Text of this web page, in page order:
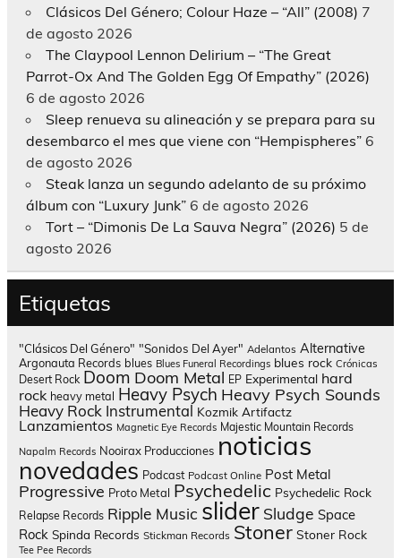
Clásicos Del Género; Colour Haze – “All” (2008) 7
de agosto 2026
The Claypool Lennon Delirium – “The Great
Parrot-Ox And The Golden Egg Of Empathy” (2026)
6 de agosto 2026
Sleep renueva su alineación y se prepara para su
desembarco el mes que viene con “Hempispheres” 6
de agosto 2026
Steak lanza un segundo adelanto de su próximo
álbum con “Luxury Junk” 6 de agosto 2026
Tort – “Dimonis De La Sauva Negra” (2026) 5 de
agosto 2026
Etiquetas
"Clásicos Del Género" "Sonidos Del Ayer" Adelantos Alternative
Argonauta Records blues Blues Funeral Recordings blues rock Crónicas
Desert Rock Doom Doom Metal EP Experimental hard
rock heavy metal Heavy Psych Heavy Psych Sounds
Heavy Rock Instrumental Kozmik Artifactz
Lanzamientos Magnetic Eye Records Majestic Mountain Records
Napalm Records Nooirax Producciones noticias
novedades Podcast Podcast Online Post Metal
Progressive Proto Metal Psychedelic Psychedelic Rock
Relapse Records Ripple Music slider Sludge Space
Rock Spinda Records Stickman Records Stoner Stoner Rock
Tee Pee Records